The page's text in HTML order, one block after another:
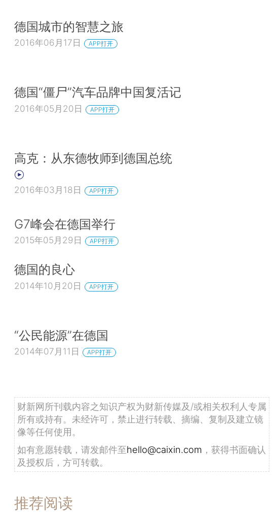
德国城市的智慧之旅
2016年06月17日 APP打开
德国“僵尸”汽车品牌中国复活记
2016年05月20日 APP打开
高克：从东德牧师到德国总统
2016年03月18日 APP打开
G7峰会在德国举行
2015年05月29日 APP打开
德国的良心
2014年10月20日 APP打开
“公民能源”在德国
2014年07月11日 APP打开
财新网所刊载内容之知识产权为财新传媒及/或相关权利人专属
所有或持有。未经许可，禁止进行转载、摘编、复制及建立镜
像等任何使用。
如有意愿转载，请发邮件至hello@caixin.com ，获得书面确认
及授权后，方可转载。
推荐阅读